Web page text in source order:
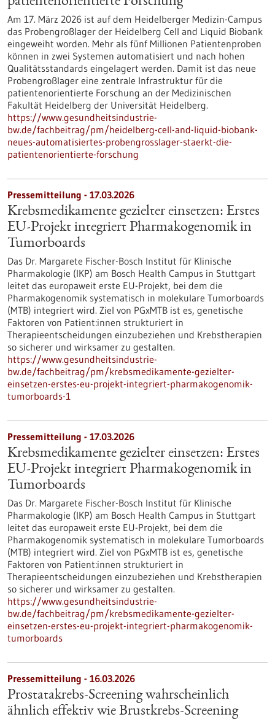
Am 17. März 2026 ist auf dem Heidelberger Medizin-Campus
das Probengroßlager der Heidelberg Cell and Liquid Biobank
eingeweiht worden. Mehr als fünf Millionen Patientenproben
können in zwei Systemen automatisiert und nach hohen
Qualitätsstandards eingelagert werden. Damit ist das neue
Probengroßlager eine zentrale Infrastruktur für die
patientenorientierte Forschung an der Medizinischen
Fakultät Heidelberg der Universität Heidelberg.
https://www.gesundheitsindustrie-
bw.de/fachbeitrag/pm/heidelberg-cell-and-liquid-biobank-
neues-automatisiertes-probengrosslager-staerkt-die-
patientenorientierte-forschung
Pressemitteilung - 17.03.2026
Krebsmedikamente gezielter einsetzen: Erstes
EU-Projekt integriert Pharmakogenomik in
Tumorboards
Das Dr. Margarete Fischer-Bosch Institut für Klinische
Pharmakologie (IKP) am Bosch Health Campus in Stuttgart
leitet das europaweit erste EU-Projekt, bei dem die
Pharmakogenomik systematisch in molekulare Tumorboards
(MTB) integriert wird. Ziel von PGxMTB ist es, genetische
Faktoren von Patient:innen strukturiert in
Therapieentscheidungen einzubeziehen und Krebstherapien
so sicherer und wirksamer zu gestalten.
https://www.gesundheitsindustrie-
bw.de/fachbeitrag/pm/krebsmedikamente-gezielter-
einsetzen-erstes-eu-projekt-integriert-pharmakogenomik-
tumorboards-1
Pressemitteilung - 17.03.2026
Krebsmedikamente gezielter einsetzen: Erstes
EU-Projekt integriert Pharmakogenomik in
Tumorboards
Das Dr. Margarete Fischer-Bosch Institut für Klinische
Pharmakologie (IKP) am Bosch Health Campus in Stuttgart
leitet das europaweit erste EU-Projekt, bei dem die
Pharmakogenomik systematisch in molekulare Tumorboards
(MTB) integriert wird. Ziel von PGxMTB ist es, genetische
Faktoren von Patient:innen strukturiert in
Therapieentscheidungen einzubeziehen und Krebstherapien
so sicherer und wirksamer zu gestalten.
https://www.gesundheitsindustrie-
bw.de/fachbeitrag/pm/krebsmedikamente-gezielter-
einsetzen-erstes-eu-projekt-integriert-pharmakogenomik-
tumorboards
Pressemitteilung - 16.03.2026
Prostatakrebs-Screening wahrscheinlich
ähnlich effektiv wie Brustkrebs-Screening